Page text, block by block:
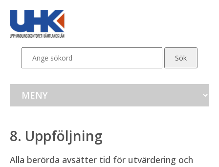
8. Uppföljning
Alla berörda avsätter tid för utvärdering och